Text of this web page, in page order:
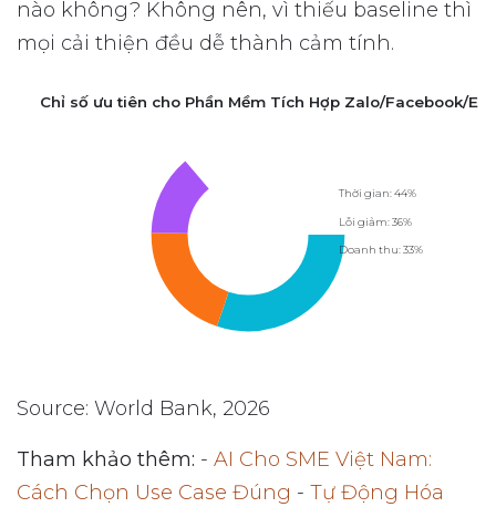
nào không? Không nên, vì thiếu baseline thì
mọi cải thiện đều dễ thành cảm tính.
Chỉ số ưu tiên cho Phần Mềm Tích Hợp Zalo/Facebook/
Thời gian: 44%
Lỗi giảm: 36%
Doanh thu: 33%
Source: World Bank, 2026
Tham khảo thêm: - AI Cho SME Việt Nam:
Cách Chọn Use Case Đúng - Tự Động Hóa